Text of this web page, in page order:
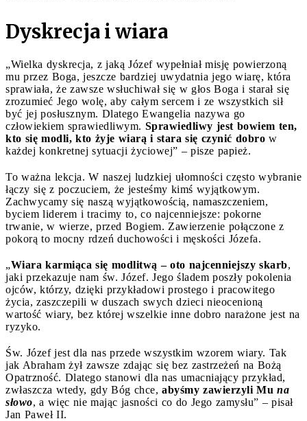
Dyskrecja i wiara
„Wielka dyskrecja, z jaką Józef wypełniał misję powierzoną
mu przez Boga, jeszcze bardziej uwydatnia jego wiarę, która
sprawiała, że zawsze wsłuchiwał się w głos Boga i starał się
zrozumieć Jego wolę, aby całym sercem i ze wszystkich sił
być jej posłusznym. Dlatego Ewangelia nazywa go
człowiekiem sprawiedliwym. Sprawiedliwy jest bowiem ten,
kto się modli, kto żyje wiarą i stara się czynić dobro w
każdej konkretnej sytuacji życiowej” – pisze papież.
To ważna lekcja. W naszej ludzkiej ułomności często wybranie
łączy się z poczuciem, że jesteśmy kimś wyjątkowym.
Zachwycamy się naszą wyjątkowością, namaszczeniem,
byciem liderem i tracimy to, co najcenniejsze: pokorne
trwanie, w wierze, przed Bogiem. Zawierzenie połączone z
pokorą to mocny rdzeń duchowości i męskości Józefa.
„Wiara karmiąca się modlitwą – oto najcenniejszy skarb,
jaki przekazuje nam św. Józef. Jego śladem poszły pokolenia
ojców, którzy, dzięki przykładowi prostego i pracowitego
życia, zaszczepili w duszach swych dzieci nieocenioną
wartość wiary, bez której wszelkie inne dobro narażone jest na
ryzyko.
Św. Józef jest dla nas przede wszystkim wzorem wiary. Tak
jak Abraham żył zawsze zdając się bez zastrzeżeń na Bożą
Opatrzność. Dlatego stanowi dla nas umacniający przykład,
zwłaszcza wtedy, gdy Bóg chce, abyśmy zawierzyli Mu na
słowo, a więc nie mając jasności co do Jego zamysłu” – pisał
Jan Paweł II.